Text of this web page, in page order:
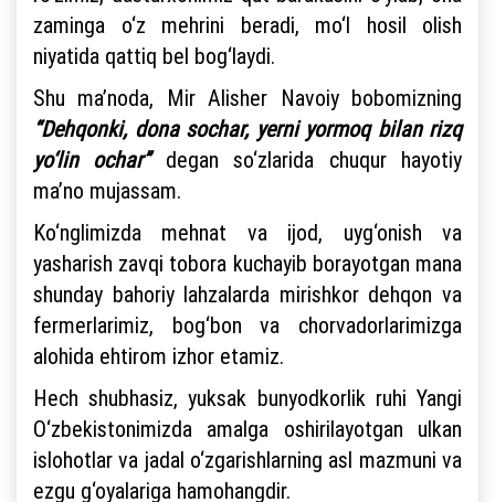
zaminga o‘z mehrini beradi, mo‘l hosil olish
niyatida qattiq bel bog‘laydi.
Shu ma’noda, Mir Alisher Navoiy bobomizning
“Dehqonki, dona sochar, yerni yormoq bilan rizq
yo‘lin ochar”degan so‘zlarida chuqur hayotiy
ma’no mujassam.
Ko‘nglimizda mehnat va ijod, uyg‘onish va
yasharish zavqi tobora kuchayib borayotgan mana
shunday bahoriy lahzalarda mirishkor dehqon va
fermerlarimiz, bog‘bon va chorvadorlarimizga
alohida ehtirom izhor etamiz.
Hech shubhasiz, yuksak bunyodkorlik ruhi Yangi
O‘zbekistonimizda amalga oshirilayotgan ulkan
islohotlar va jadal o‘zgarishlarning asl mazmuni va
ezgu g‘oyalariga hamohangdir.